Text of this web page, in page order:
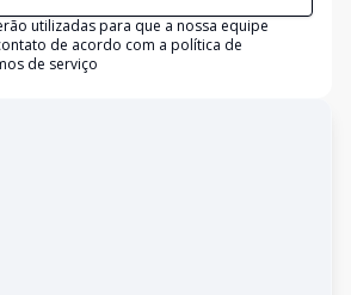
utilizadas para que a nossa equipe
de acordo com a política de
de serviço